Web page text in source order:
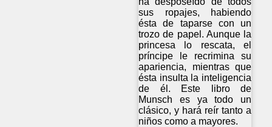
sus ropajes, habiendo
ésta de taparse con un
trozo de papel. Aunque la
princesa lo rescata, el
príncipe le recrimina su
apariencia, mientras que
ésta insulta la inteligencia
de él. Este libro de
Munsch es ya todo un
clásico, y hará reír tanto a
niños como a mayores.